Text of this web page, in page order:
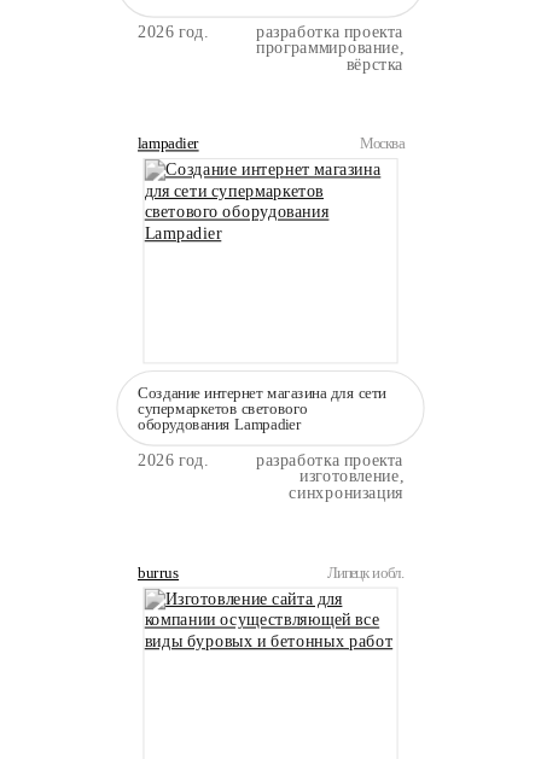
2026 год. разработка проекта
программирование,
вёрстка
lampadier Москва
Создание интернет магазина для сети
супермаркетов светового
оборудования Lampadier
2026 год. разработка проекта
изготовление,
синхронизация
burrus Липецк и обл.